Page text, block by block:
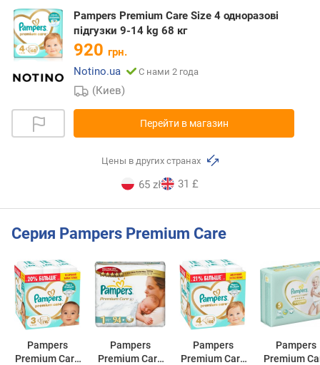
Pampers Premium Care Size 4 одноразові
підгузки 9-14 kg 68 кг
920 грн.
Notino.ua
С нами 2 года
(Киев)
Перейти в магазин
Цены в других странах
65 zł 31 £
Серия Pampers Premium Care
Pampers
Premium Care
Pampers
Premium Care
Pampers
Premium Care
Pampers
Premium